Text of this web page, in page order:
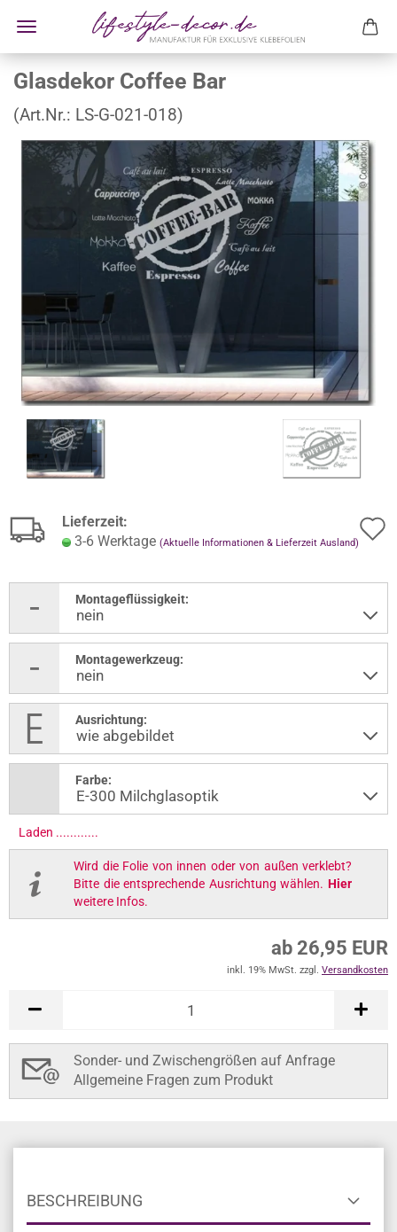
Glasdekor Coffee Bar
(Art.Nr.: LS-G-021-018)
Lieferzeit:
3-6 Werktage (Aktuelle Informationen & Lieferzeit Ausland)
Montageflüssigkeit:
Montagewerkzeug:
Ausrichtung:
Farbe:
Laden .............
Wird die Folie von innen oder von außen verklebt?
Bitte die entsprechende Ausrichtung wählen. Hier
weitere Infos.
ab 26,95 EUR
inkl. 19% MwSt. zzgl. Versandkosten
Sonder- und Zwischengrößen auf Anfrage
Allgemeine Fragen zum Produkt
BESCHREIBUNG